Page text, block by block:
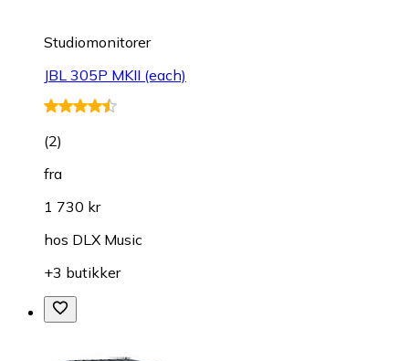
Studiomonitorer
JBL 305P MKII (each)
(2)
fra
1 730 kr
hos DLX Music
+3 butikker